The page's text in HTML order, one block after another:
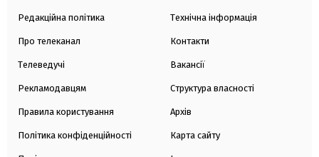
Редакційна політика
Про телеканал
Телеведучі
Рекламодавцям
Правила користування
Політика конфіденційності
Технічна інформація
Контакти
Вакансії
Структура власності
Архів
Карта сайту